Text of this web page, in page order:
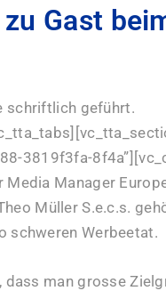
Gast
schriftlich geführt.
3819f3fa-
Manager
Müller S.e.c.s.
schweren Werbeetat.
dass man grosse